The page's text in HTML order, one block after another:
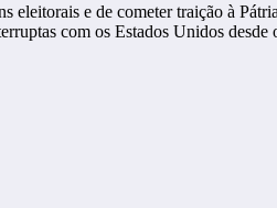
eleitorais e de cometer traição à
com os Estados Unidos